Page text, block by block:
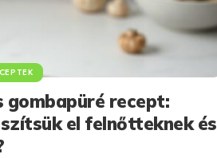
gombapüré recept:
el felnőtteknek és